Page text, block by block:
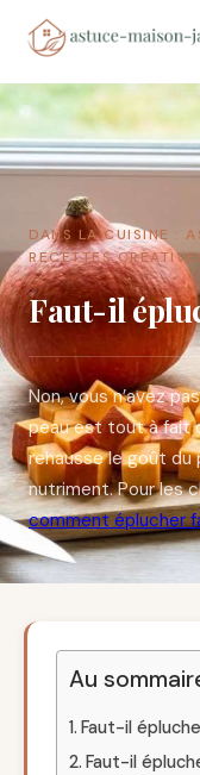
DANS LA CUISINE :
RECETTES
Faut-il
Non, vous n’avez
peau est tout à fait
rehausse le goût
nutriment. Pour les
comment éplucher
Au
Faut-il
Faut-il